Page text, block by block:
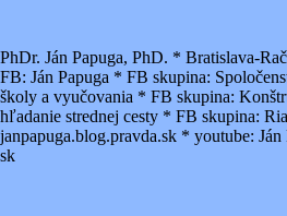
PhDr. Ján Papuga, PhD. * Bratislava-
FB: Ján Papuga * FB skupina:
školy a vyučovania * FB skupina:
hľadanie strednej cesty * FB skupina:
janpapuga.blog.pravda.sk * youtube:
sk